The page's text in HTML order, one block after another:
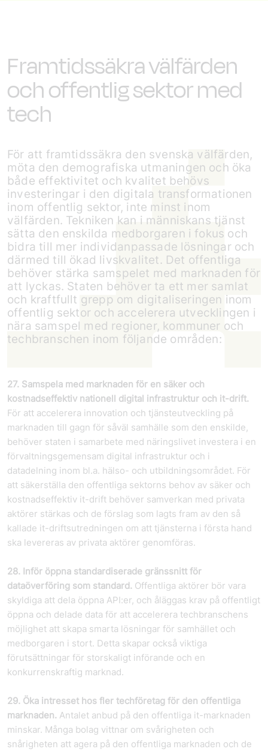
Framtidssäkra välfärden
och offentlig sektor med
tech
För att framtidssäkra den svenska välfärden,
möta den demografiska utmaningen och öka
både effektivitet och kvalitet behövs
investeringar i den digitala transformationen
inom offentlig sektor, inte minst inom
välfärden. Tekniken kan i människans tjänst
sätta den enskilda medborgaren i fokus och
bidra till mer individ­anpassade lösningar och
därmed till ökad livskvalitet. Det offentliga
behöver stärka samspelet med marknaden för
att lyckas. Staten behöver ta ett mer samlat
och kraftfullt grepp om digitaliseringen inom
offentlig sektor och accelerera utvecklingen i
nära samspel med regioner, kommuner och
tech­branschen inom följande områden:
27. Samspela med marknaden för en säker och
kostnadseffektiv nationell digital infrastruktur och it-drift.
För att accelerera innovation och tjänste­utveckling på
marknaden till gagn för såväl samhälle som den enskilde,
behöver staten i samarbete med näringslivet investera i en
förvaltningsgemensam digital infrastruktur och i
datadelning inom bl.a. hälso- och utbildningsområdet. För
att säkerställa den offentliga sektorns behov av säker och
kostnadseffektiv it-drift behöver samverkan med privata
aktörer stärkas och de förslag som lagts fram av den så
kallade it-driftsutredningen om att tjänsterna i första hand
ska levereras av privata aktörer genomföras.
28. Inför öppna standardiserade gränssnitt för
dataöverföring som standard. Offentliga aktörer bör vara
skyldiga att dela öppna API:er, och åläggas krav på offentligt
öppna och delade data för att accelerera tech­branschens
möjlighet att skapa smarta lösningar för samhället och
medborgaren i stort. Detta skapar också viktiga
förutsättningar för storskaligt införande och en
konkurrenskraftig marknad.
29. Öka intresset hos fler techföretag för den offentliga
marknaden. Antalet anbud på den offentliga it-marknaden
minskar. Många bolag vittnar om svårigheten och
snårigheten att agera på den offentliga marknaden och de